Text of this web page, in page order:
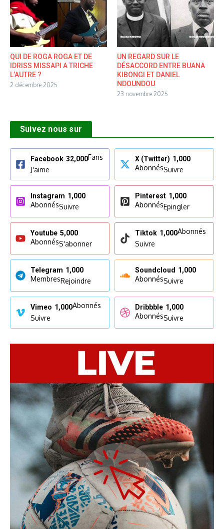
QUI DE ROGA ROGA ET DE
IDRISS MISSAPI A TRICHE
L’AUTRE ?
2 décembre 2025
UN REGARD SUR LE
DÉSACCORD ENTRE BUANA
KIBONGI ET DANIEL
NDOUNDOU
23 novembre 2025
Suivez nous sur
Facebook 32,000Fans
J'aime
X (Twitter) 1,000
AbonnésSuivre
Instagram 1,000
AbonnésSuivre
Pinterest 1,000
AbonnésEpingler
Youtube 5,000
AbonnésS'abonner
Tiktok 1,000Abonnés
Suivre
Telegram 1,000
MembresRejoindre
Soundcloud 1,000
AbonnésSuivre
Vimeo 1,000Abonnés
Suivre
Dribbble 1,000
AbonnésSuivre